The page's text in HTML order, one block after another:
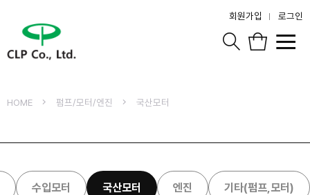
회원가입 로그인
HOME 펌프/모터/엔진 국산모터
수입모터 국산모터 엔진 기타(펌프,모터)